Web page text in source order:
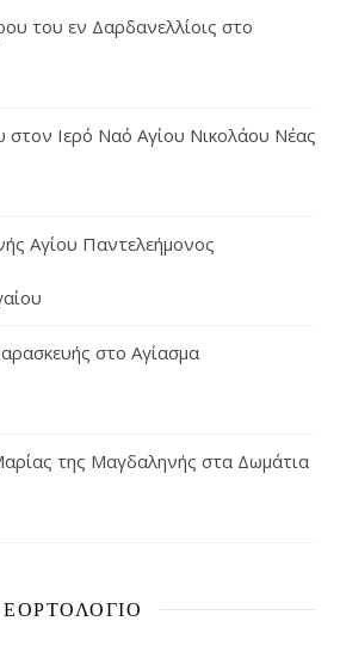
του εν Δαρδανελλίοις στο
στον Ιερό Ναό Αγίου Νικολάου Νέας
Αγίου Παντελεήμονος
στο Αγίασμα
της Μαγδαληνής στα Δωμάτια
ΕΟΡΤΟΛΌΓΙΟ